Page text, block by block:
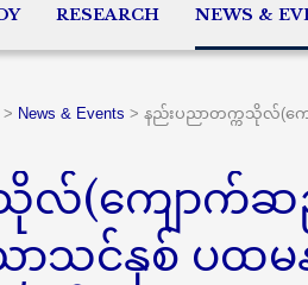
RESEARCH NEWS &
> News & Events > နည်းပညာတက္ကသိုလ်(ကျေ
လ်(ကျောက်
ညာသင်နှစ် ပထ